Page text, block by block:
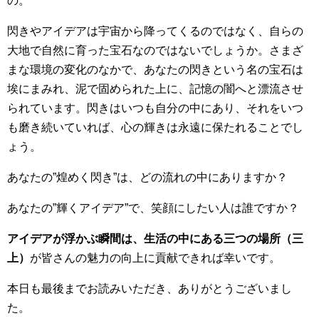
閃きやアイデアは宇宙から降ってくるのではなく、自らの
大地で自然に育った宝石なのではないでしょうか。さまざ
まな環境の変化のなかで、あなたの閃きという名の宝石は
埃にまみれ、泥で固められた上に、記憶の闇へと漂流させ
られています。閃きはいつも自分の中にあり、それをいつ
も磨き続いていれば、心の輝きは永遠に保たれることでし
ょう。
あなたの”煌めく閃き”は、どの流れの中にありますか？
あなたの”輝くアイデア”で、笑顔にしたい人は誰ですか？
アイデアが浮かぶ瞬間は、生活の中にある三つの場所（三
上） が皆さんの魅力の向上に貢献できれば幸いです。
本日も最後までお読みいただき、ありがとうございまし
た。